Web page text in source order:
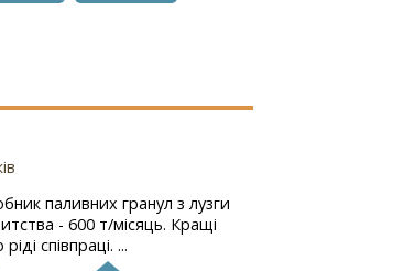
паливних гранул з лузги
- 600 т/місяць. Кращі
співпраці. ...